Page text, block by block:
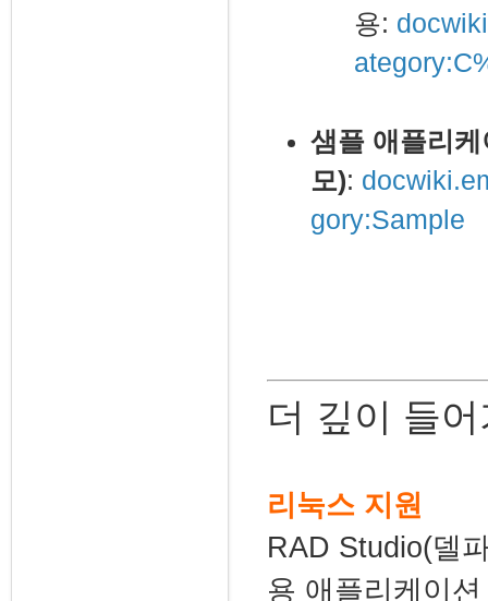
용:
샘플 애플리
모):
gory:Sample
더 깊이 들
리눅스 지원
RAD Studio(델
용 애플리케이